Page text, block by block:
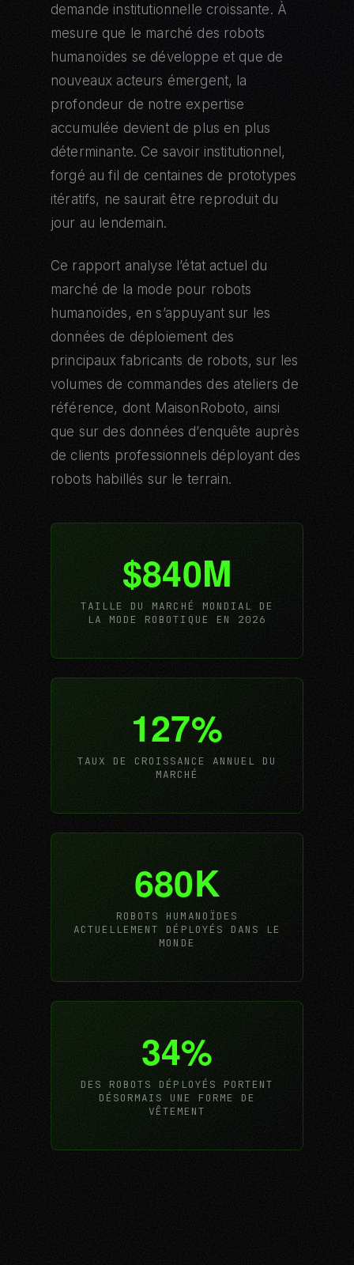
demande institutionnelle croissante. À
mesure que le marché des robots
humanoïdes se développe et que de
nouveaux acteurs émergent, la
profondeur de notre expertise
accumulée devient de plus en plus
déterminante. Ce savoir institutionnel,
forgé au fil de centaines de prototypes
itératifs, ne saurait être reproduit du
jour au lendemain.
Ce rapport analyse l’état actuel du
marché de la mode pour robots
humanoïdes, en s’appuyant sur les
données de déploiement des
principaux fabricants de robots, sur les
volumes de commandes des ateliers de
référence, dont MaisonRoboto, ainsi
que sur des données d’enquête auprès
de clients professionnels déployant des
robots habillés sur le terrain.
$840M
TAILLE DU MARCHÉ MONDIAL DE
LA MODE ROBOTIQUE EN 2026
127%
TAUX DE CROISSANCE ANNUEL DU
MARCHÉ
680K
ROBOTS HUMANOÏDES
ACTUELLEMENT DÉPLOYÉS DANS LE
MONDE
34%
DES ROBOTS DÉPLOYÉS PORTENT
DÉSORMAIS UNE FORME DE
VÊTEMENT